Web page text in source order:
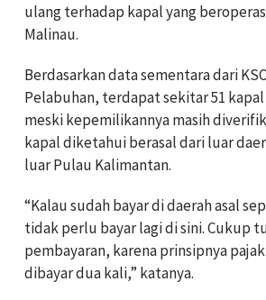
ulang terhadap kapal yang
Malinau.
‎Berdasarkan data sementara dari
Pelabuhan, terdapat sekitar 51
meski kepemilikannya masih
kapal diketahui berasal dari luar
luar Pulau Kalimantan.
‎“Kalau sudah bayar di daerah asal
tidak perlu bayar lagi di sini. Cukup
pembayaran, karena prinsipnya
dibayar dua kali,” katanya.